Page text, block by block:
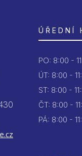
ÚŘEDNÍ
PO: 8:00 -
ÚT: 8:00 -
ST: 8:00 -
ČT: 8:00 -
PÁ: 8:00 -